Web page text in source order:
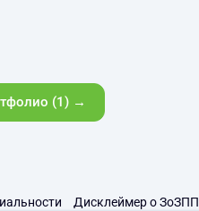
(1) →
Дисклеймер о ЗоЗПП